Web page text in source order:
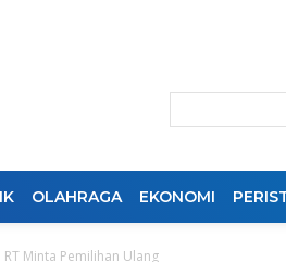
OLAHRAGA EKONOMI
Minta Pemilihan Ulang